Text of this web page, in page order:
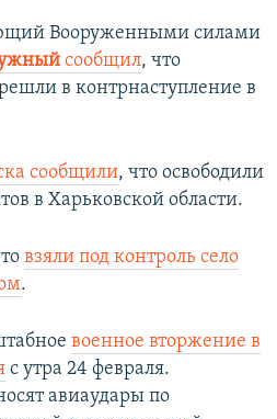
Вооруженными силами
сообщил, что
в контрнаступление в
сообщили, что освободили
в Харьковской области.
взяли под контроль село
.
военное вторжение в
с утра 24 февраля.
авиаудары по